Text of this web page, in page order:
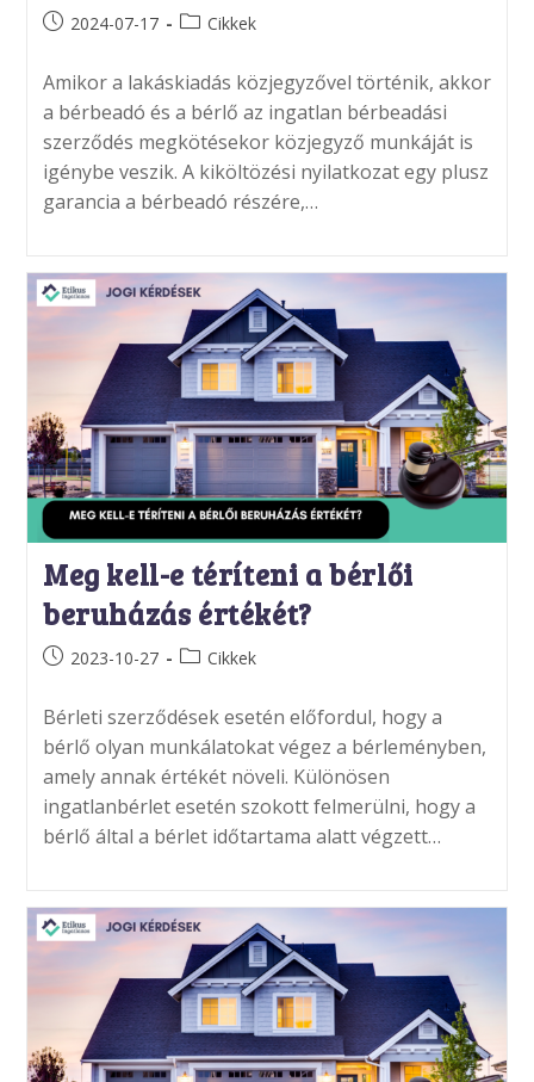
Post2024-07-17
PostCikkek
Amikor a lakáskiadás közjegyzővel történik, akkor
a bérbeadó és a bérlő az ingatlan bérbeadási
szerződés megkötésekor közjegyző munkáját is
igénybe veszik. A kiköltözési nyilatkozat egy plusz
garancia a bérbeadó részére,…
Meg kell-e téríteni a bérlői
beruházás értékét?
Post2023-10-27
PostCikkek
Bérleti szerződések esetén előfordul, hogy a
bérlő olyan munkálatokat végez a bérleményben,
amely annak értékét növeli. Különösen
ingatlanbérlet esetén szokott felmerülni, hogy a
bérlő által a bérlet időtartama alatt végzett…